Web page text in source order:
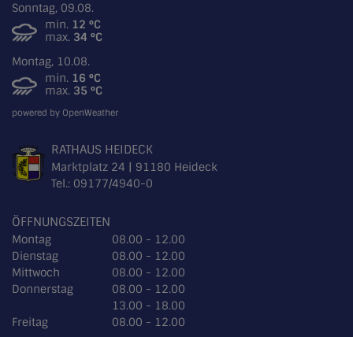
Sonntag, 09.08.
min. 12 °C
max. 34 °C
Montag, 10.08.
min. 16 °C
max. 35 °C
powered by OpenWeather
RATHAUS HEIDECK
Marktplatz 24 | 91180 Heideck
Tel.: 09177/4940-0
ÖFFNUNGSZEITEN
Montag
08.00 - 12.00
Dienstag
08.00 - 12.00
Mittwoch
08.00 - 12.00
Donnerstag
08.00 - 12.00
13.00 - 18.00
Freitag
08.00 - 12.00